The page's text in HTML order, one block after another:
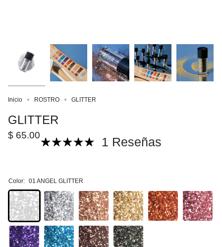
Inicio ROSTRO GLITTER
GLITTER
$ 65.00 1 Reseñas
Color: 01 ANGEL GLITTER